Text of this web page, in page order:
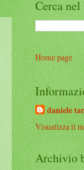
Cerca
Home page
daniele
Visualizza il
Archivio